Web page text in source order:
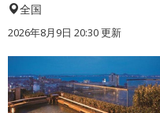
全国
2026年8月9日 20:30更新